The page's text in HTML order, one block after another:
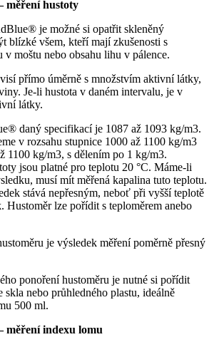
měření hustoty
je možné si opatřit skleněný
blízké všem, kteří mají zkušenosti s
v moštu nebo obsahu lihu v pálence.
přímo úměrně s množstvím aktivní látky,
Je-li hustota v daném intervalu, je v
látky.
daný specifikací je 1087 až 1093 kg/m3.
v rozsahu stupnice 1000 až 1100 kg/m3
1100 kg/m3, s dělením po 1 kg/m3.
jsou platné pro teplotu 20 °C. Máme-li
musí mít měřená kapalina tuto teplotu.
stává nepřesným, neboť při vyšší teplotě
Hustoměr lze pořídit s teploměrem anebo
je výsledek měření poměrně přesný
ponoření hustoměru je nutné si pořídit
skla nebo průhledného plastu, ideálně
500 ml.
měření indexu lomu